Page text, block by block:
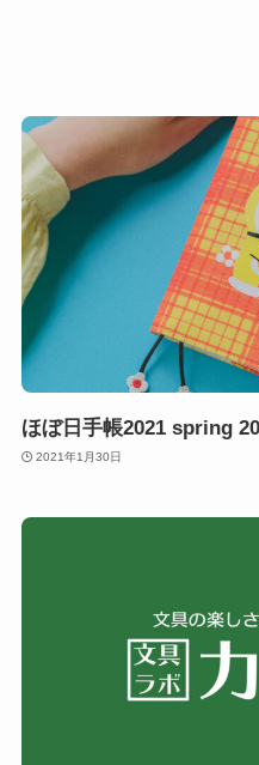
ほぼ日手帳2021 spring
2021年1月30日